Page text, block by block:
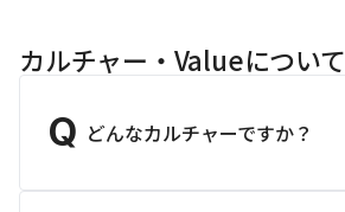
カルチャー・Valueについて
Q どんなカルチャーですか？